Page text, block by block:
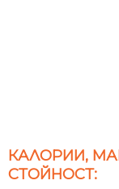
КАЛОРИИ,
СТОЙНОСТ: